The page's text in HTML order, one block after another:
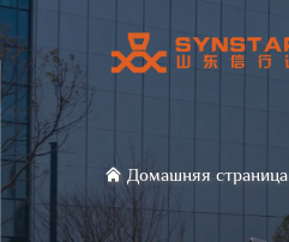
Домашняя страница